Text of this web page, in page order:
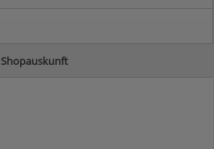
Shopauskunft